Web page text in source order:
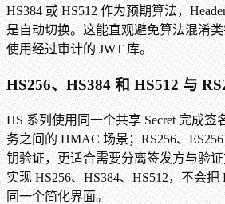
HS384 或 HS512 作为预期算法，
是自动切换。这能直观避免算法混淆
使用经过审计的 JWT 库。
HS256、HS384 和 HS512 与
HS 系列使用同一个共享 Secret 完成签
务之间的 HMAC 场景；RS256、
钥验证，更适合需要分离签发方与验
实现 HS256、HS384、HS512，不会把
同一个简化界面。